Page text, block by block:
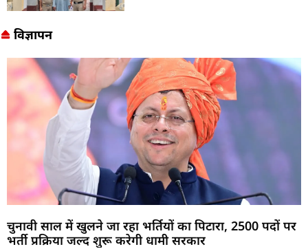
विज्ञापन
चुनावी साल में खुलने जा रहा भर्तियों का पिटारा, 2500 पदों पर
भर्ती प्रक्रिया जल्द शुरू करेगी धामी सरकार